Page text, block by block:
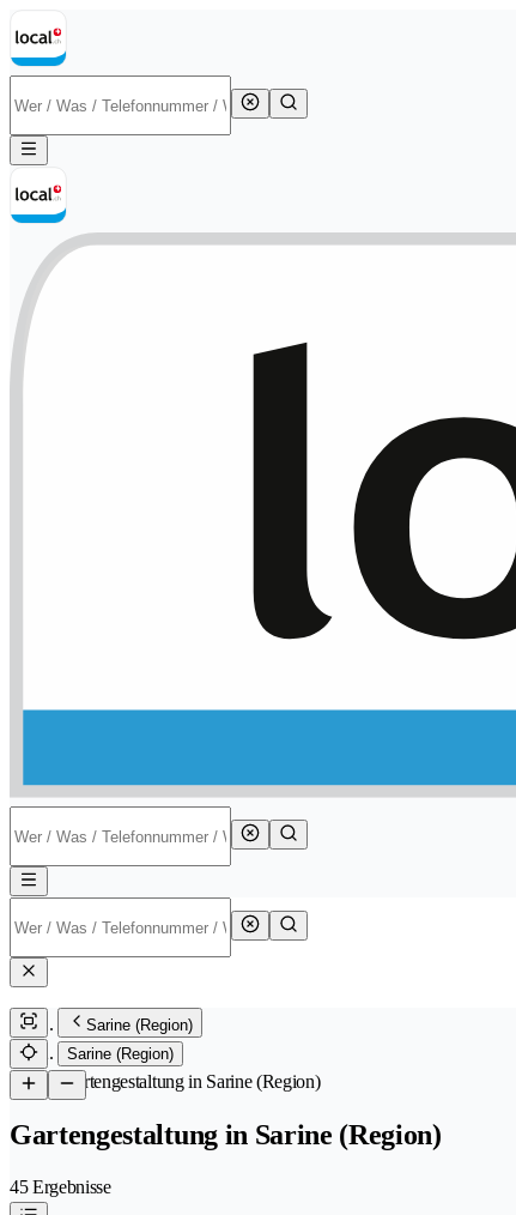
Sarine (Region)
Sarine (Region)
/Gartengestaltung in Sarine (Region)
Gartengestaltung in Sarine (Region)
45 Ergebnisse